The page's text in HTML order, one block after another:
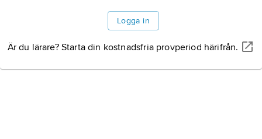
Logga in
Är du lärare? Starta din kostnadsfria provperiod härifrån.